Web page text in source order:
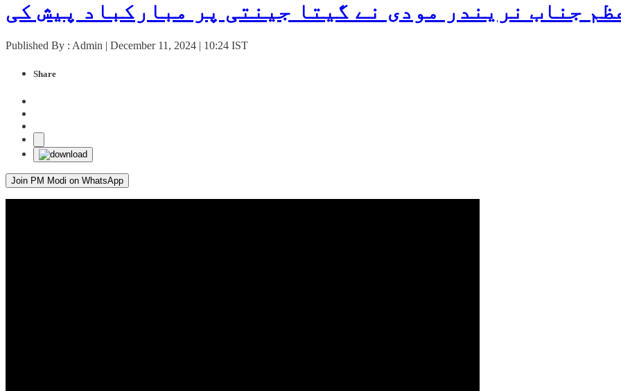
جناب نریندر مودی نے گیتا جینتی پر مبارکباد پیش کی
Published By : Admin | December 11, 2024 | 10:24 IST
Share
Join PM Modi on WhatsApp